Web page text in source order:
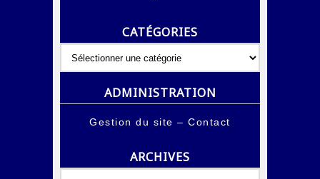
CATÉGORIES
Catégories
ADMINISTRATION
Gestion du site –Contact
ARCHIVES
Archives